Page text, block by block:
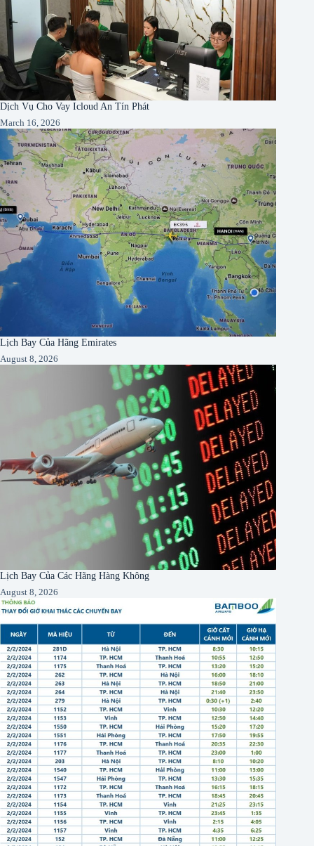
Dịch Vụ Cho Vay Icloud An Tín Phát
March 16, 2026
Lịch Bay Của Hãng Emirates
August 8, 2026
Lịch Bay Của Các Hãng Hàng Không
August 8, 2026